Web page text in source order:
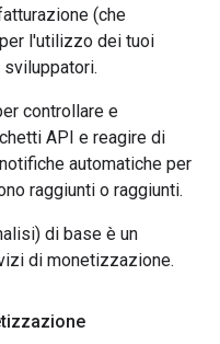
(che
l'utilizzo dei tuoi
controllare e
API e reagire di
automatiche per
raggiunti o raggiunti.
di base è un
di monetizzazione.